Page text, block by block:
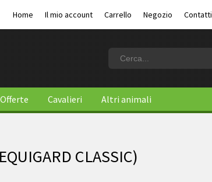
Home Il mio account Carrello Negozio Contatti
Offerte Cavalieri Altri animali
CLASSIC)